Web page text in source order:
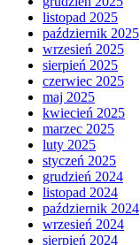
listopad 2025
październik 2025
wrzesień 2025
sierpień 2025
czerwiec 2025
maj 2025
kwiecień 2025
marzec 2025
luty 2025
styczeń 2025
grudzień 2024
listopad 2024
październik 2024
wrzesień 2024
sierpień 2024